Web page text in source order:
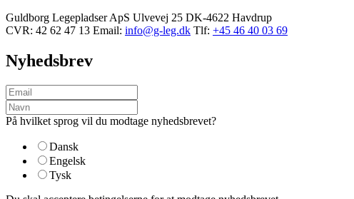
Guldborg Legepladser ApS Ulvevej 25 DK-4622 Havdrup
CVR: 42 62 47 13 Email: info@g-leg.dk Tlf: +45 46 40 03 69
Nyhedsbrev
På hvilket sprog vil du modtage nyhedsbrevet?
Dansk
Engelsk
Tysk